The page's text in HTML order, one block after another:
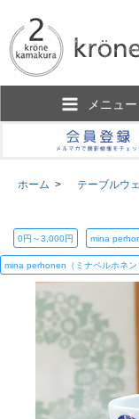
メニュー
ホーム > テーブルウ
0円～3,000円 mina
mina perhonen（ミナペルホネン